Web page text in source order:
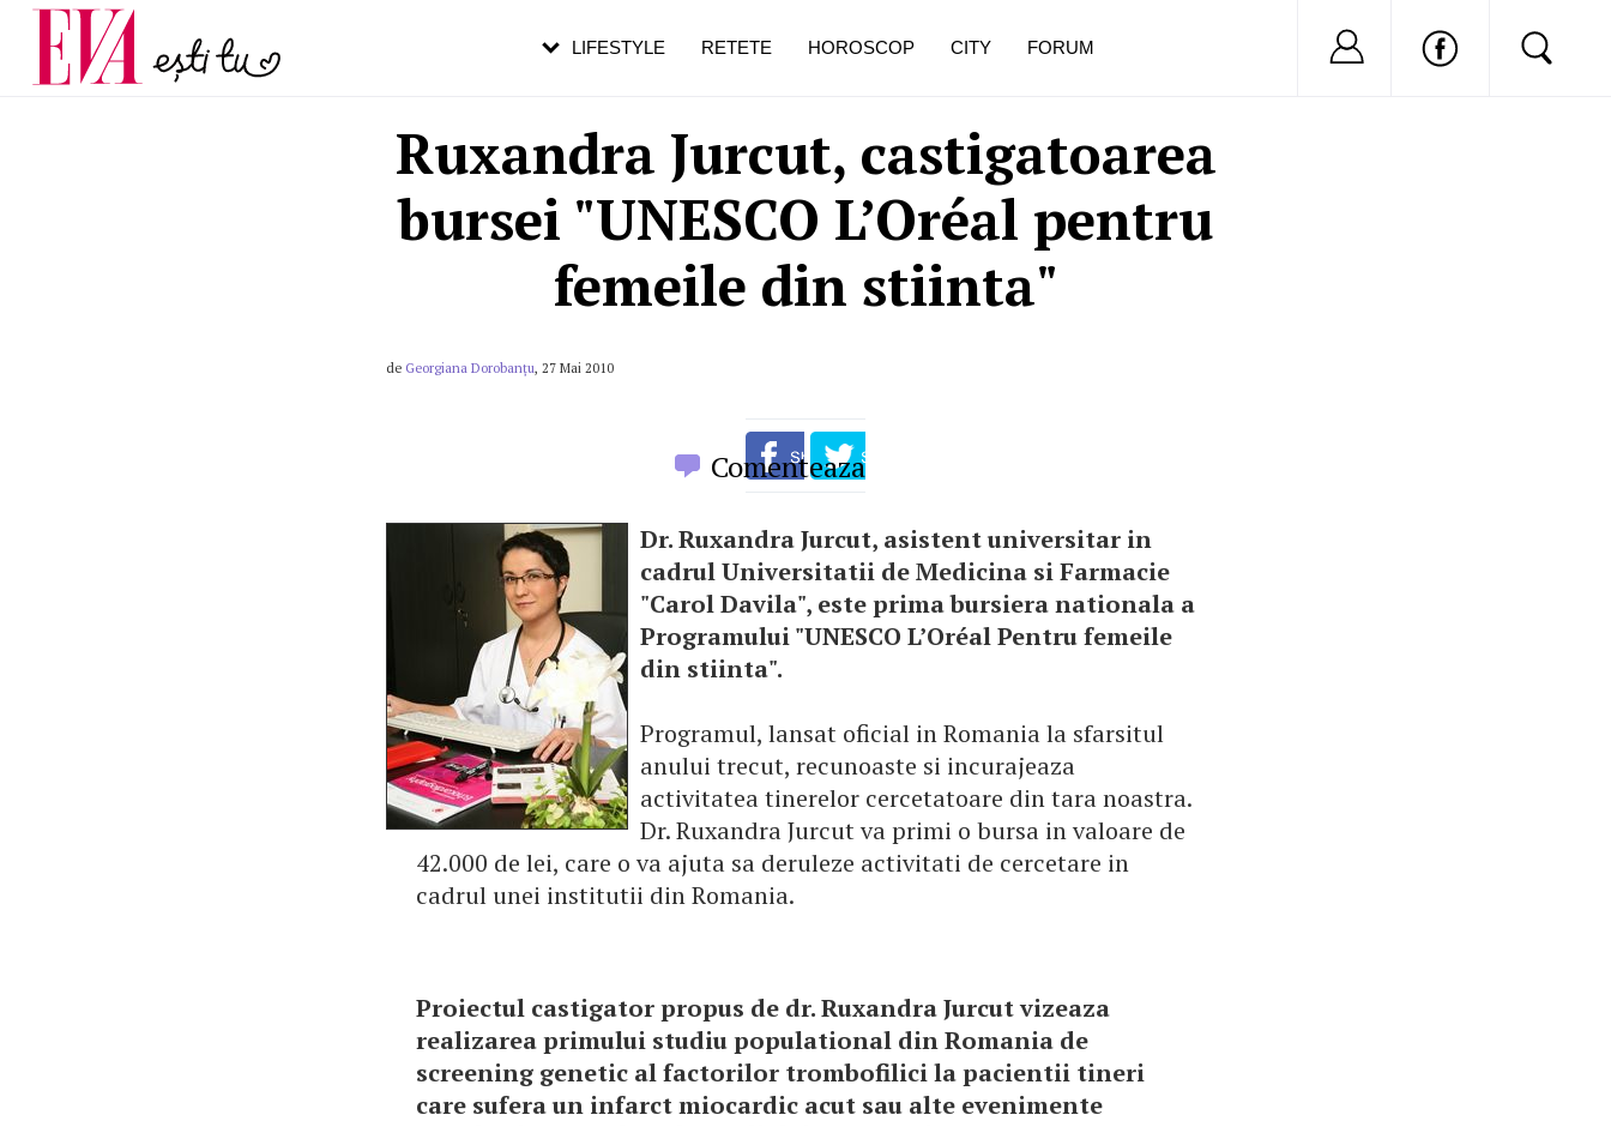
Ruxandra Jurcut, castigatoarea
bursei "UNESCO L’Oréal pentru
femeile din stiinta"
de Georgiana Dorobanțu, 27 Mai 2010
Comenteaza
Dr. Ruxandra Jurcut, asistent universitar in
cadrul Universitatii de Medicina si Farmacie
"Carol Davila", este prima bursiera nationala a
Programului "UNESCO L’Oréal Pentru femeile
din stiinta".
Programul, lansat oficial in Romania la sfarsitul
anului trecut, recunoaste si incurajeaza
activitatea tinerelor cercetatoare din tara noastra.
Dr. Ruxandra Jurcut va primi o bursa in valoare de
42.000 de lei, care o va ajuta sa deruleze activitati de cercetare in
cadrul unei institutii din Romania.
Proiectul castigator propus de dr. Ruxandra Jurcut vizeaza
realizarea primului studiu populational din Romania de
screening genetic al factorilor trombofilici la pacientii tineri
care sufera un infarct miocardic acut sau alte evenimente
LIFESTYLE RETETE HOROSCOP CITY FORUM Nu ai cont?
Carieră
Actualitate
pe măsură ce înaintezi în vârstă